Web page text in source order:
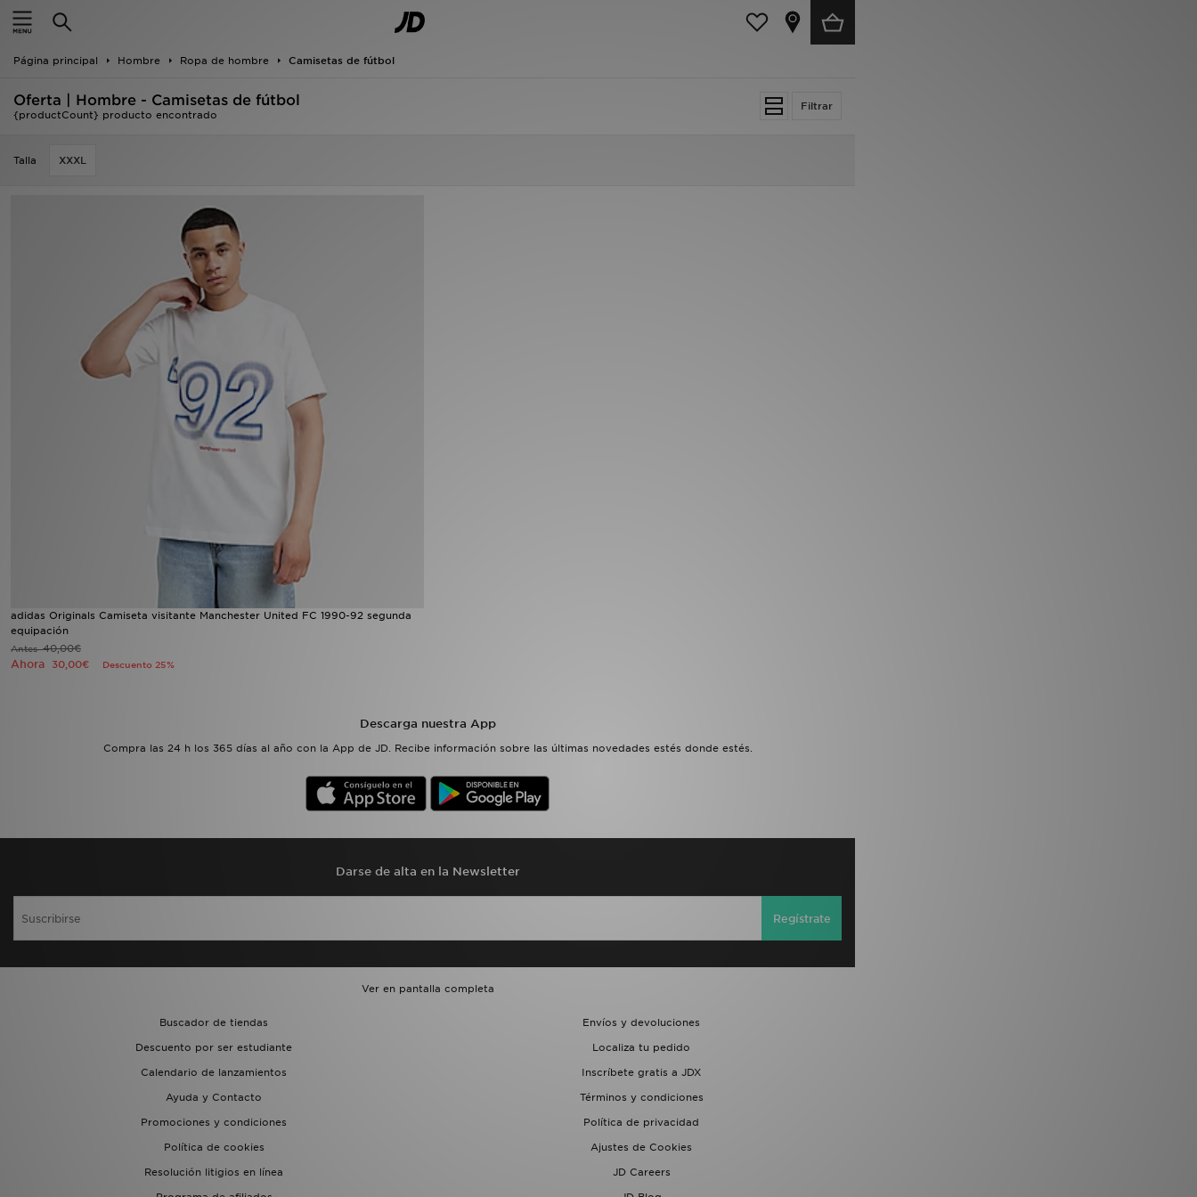
Página principal Hombre Ropa de hombre Camisetas de fútbol
Filtrar
Oferta | Hombre - Camisetas de fútbol
{productCount} producto encontrado
Talla XXXL
adidas Originals Camiseta visitante Manchester United FC 1990-92 segunda
equipación
Antes40,00€
Ahora 30,00€ Descuento 25%
Descarga nuestra App
Compra las 24 h los 365 días al año con la App de JD. Recibe información sobre las últimas novedades estés donde estés.
Darse de alta en la Newsletter
Regístrate
Ver en pantalla completa
Buscador de tiendas
Envíos y devoluciones
Descuento por ser estudiante
Localiza tu pedido
Calendario de lanzamientos
Inscríbete gratis a JDX
Ayuda y Contacto
Términos y condiciones
Promociones y condiciones
Política de privacidad
Política de cookies
Ajustes de Cookies
Resolución litigios en línea
JD Careers
Hombre
Mujer
Niños